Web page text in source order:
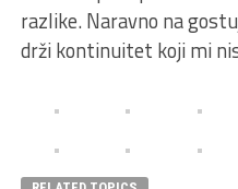
razlike. Naravno na
drži kontinuitet koji mi